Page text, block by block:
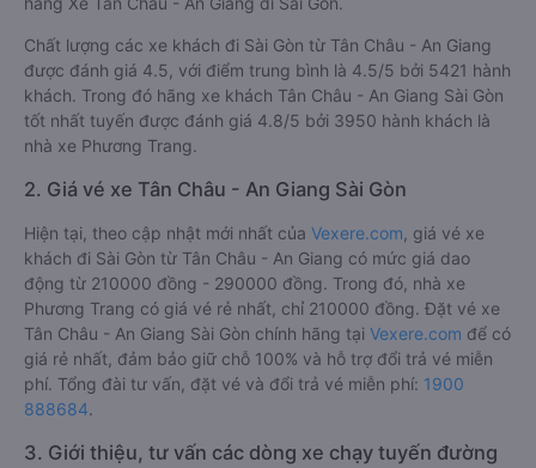
Chất lượng các xe khách đi Sài Gòn từ Tân Châu - An Giang
được đánh giá 4.5, với điểm trung bình là 4.5/5 bởi 5421 hành
khách. Trong đó hãng xe khách Tân Châu - An Giang Sài Gòn
tốt nhất tuyến được đánh giá 4.8/5 bởi 3950 hành khách là
nhà xe Phương Trang.
2. Giá vé xe Tân Châu - An Giang Sài Gòn
Hiện tại, theo cập nhật mới nhất của Vexere.com , giá vé xe
khách đi Sài Gòn từ Tân Châu - An Giang có mức giá dao
động từ 210000 đồng - 290000 đồng. Trong đó, nhà xe
Phương Trang có giá vé rẻ nhất, chỉ 210000 đồng. Đặt vé xe
Tân Châu - An Giang Sài Gòn chính hãng tại Vexere.com để có
giá rẻ nhất, đảm bảo giữ chỗ 100% và hỗ trợ đổi trả vé miễn
phí. Tổng đài tư vấn, đặt vé và đổi trả vé miễn phí: 1900
888684.
3. Giới thiệu, tư vấn các dòng xe chạy tuyến đường